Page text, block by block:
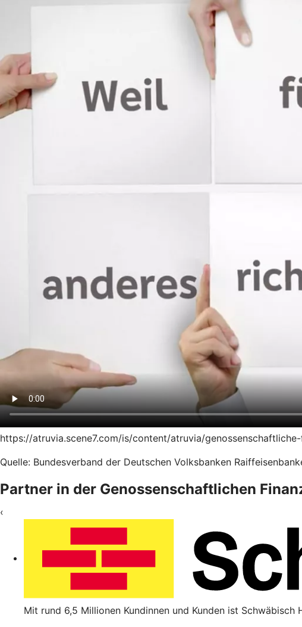
https://atruvia.scene7.com/is/content/atruvia/
Quelle: Bundesverband der Deutschen Volksbanken
Partner in der Genossenschaftlichen
‹
Mit rund 6,5 Millionen Kundinnen und Kunden ist